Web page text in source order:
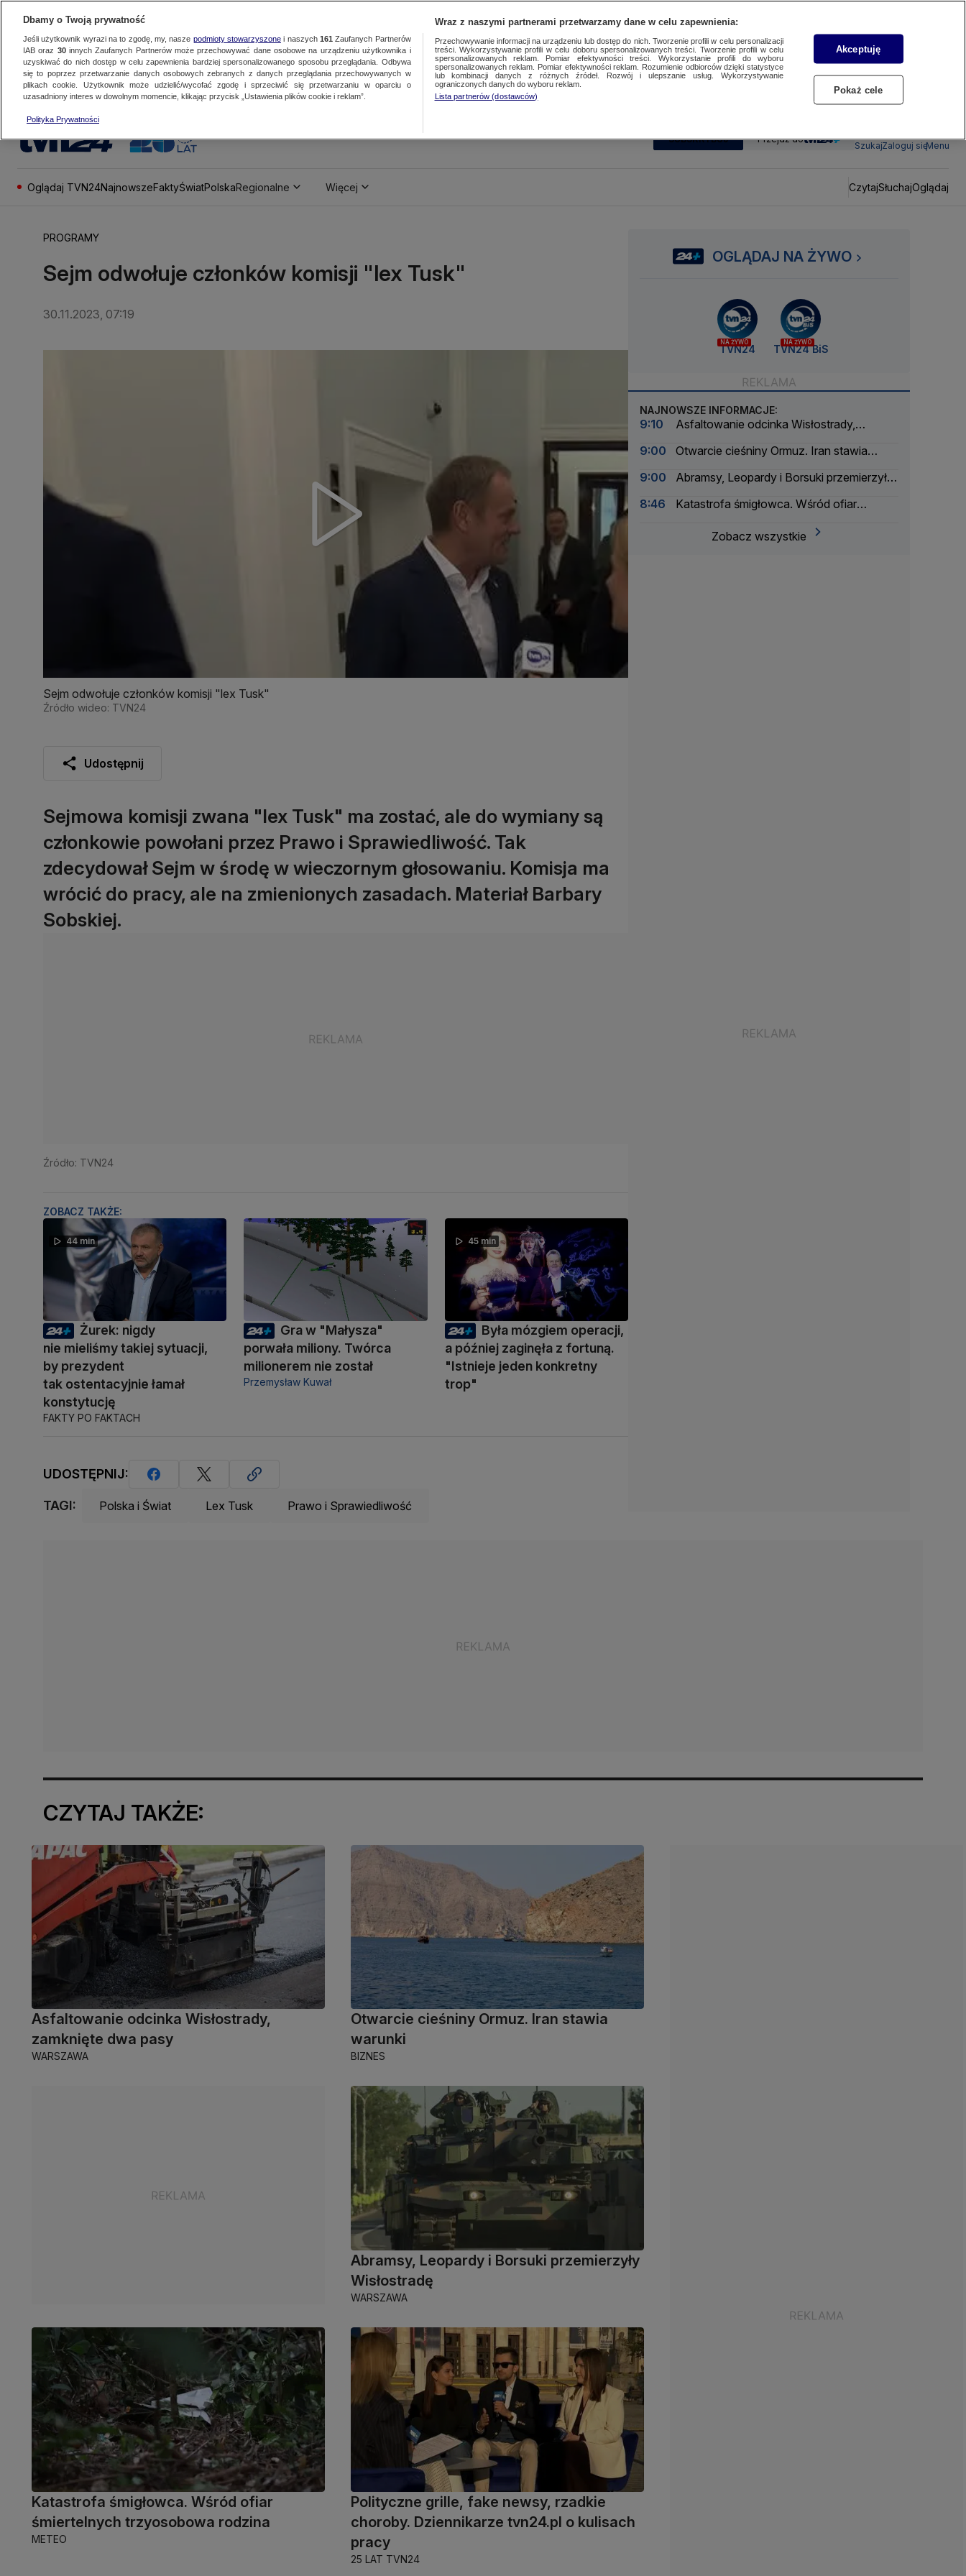
SUBSKRYBUJ Przejdź do
SzukajZaloguj sięMenu
Oglądaj TVN24NajnowszeFaktyŚwiatPolskaRegionalne Więcej CzytajSłuchajOglądaj
PROGRAMY
Sejm odwołuje członków komisji "lex Tusk"
30.11.2023, 07:19
Sejm odwołuje członków komisji "lex Tusk"
Źródło wideo: TVN24
Udostępnij
Sejmowa komisji zwana "lex Tusk" ma zostać, ale do wymiany są
członkowie powołani przez Prawo i Sprawiedliwość. Tak
zdecydował Sejm w środę w wieczornym głosowaniu. Komisja ma
wrócić do pracy, ale na zmienionych zasadach. Materiał Barbary
Sobskiej.
Źródło: TVN24
ZOBACZ TAKŻE:
44 min
Żurek: nigdy
nie mieliśmy takiej sytuacji,
by prezydent
tak ostentacyjnie łamał
konstytucję
FAKTY PO FAKTACH
Gra w "Małysza"
porwała miliony. Twórca
milionerem nie został
Przemysław Kuwał
45 min
Była mózgiem operacji,
a później zaginęła z fortuną.
"Istnieje jeden konkretny
trop"
UDOSTĘPNIJ:
TAGI: Polska i Świat Lex Tusk Prawo i Sprawiedliwość
OGLĄDAJ NA ŻYWO
NA ŻYWO
TVN24
NA ŻYWO
TVN24 BiS
NAJNOWSZE INFORMACJE:
9:10
Asfaltowanie odcinka Wisłostrady,
9:00
Otwarcie cieśniny Ormuz. Iran stawia
9:00
Abramsy, Leopardy i Borsuki przemierzyły
8:46
Katastrofa śmigłowca. Wśród ofiar
Zobacz wszystkie
CZYTAJ TAKŻE:
Asfaltowanie odcinka Wisłostrady,
zamknięte dwa pasy
WARSZAWA
Otwarcie cieśniny Ormuz. Iran stawia
warunki
BIZNES
Abramsy, Leopardy i Borsuki przemierzyły
Wisłostradę
WARSZAWA
Katastrofa śmigłowca. Wśród ofiar
śmiertelnych trzyosobowa rodzina
METEO
Polityczne grille, fake newsy, rzadkie
choroby. Dziennikarze tvn24.pl o kulisach
pracy
25 LAT TVN24
Dbamy o Twoją prywatność
Jeśli użytkownik wyrazi na to zgodę, my, nasze podmioty stowarzyszonei naszych 161 Zaufanych Partnerów
IAB oraz 30innych Zaufanych Partnerów może przechowywać dane osobowe na urządzeniu użytkownika i
uzyskiwać do nich dostęp w celu zapewnienia bardziej spersonalizowanego sposobu przeglądania. Odbywa
się to poprzez przetwarzanie danych osobowych zebranych z danych przeglądania przechowywanych w
plikach cookie. Użytkownik może udzielić/wycofać zgodę i sprzeciwić się przetwarzaniu w oparciu o
uzasadniony interes w dowolnym momencie, klikając przycisk „Ustawienia plików cookie i reklam”.
Polityka Prywatności
Wraz z naszymi partnerami przetwarzamy dane w celu zapewnienia:
Przechowywanie informacji na urządzeniu lub dostęp do nich. Tworzenie profili w celu personalizacji
treści. Wykorzystywanie profili w celu doboru spersonalizowanych treści. Tworzenie profili w celu
spersonalizowanych reklam. Pomiar efektywności treści. Wykorzystanie profili do wyboru
spersonalizowanych reklam. Pomiar efektywności reklam. Rozumienie odbiorców dzięki statystyce
lub kombinacji danych z różnych źródeł. Rozwój i ulepszanie usług. Wykorzystywanie
ograniczonych danych do wyboru reklam.
Lista partnerów (dostawców)
Akceptuję
Pokaż cele